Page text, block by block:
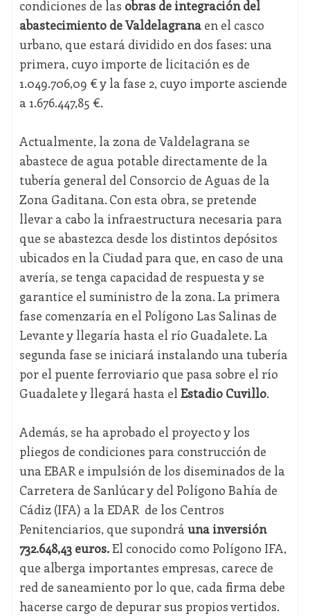
condiciones de las obras de integración del
abastecimiento de Valdelagranaen el casco
urbano, que estará dividido en dos fases: una
primera, cuyo importe de licitación es de
1.049.706,09 € y la fase 2, cuyo importe asciende
a 1.676.447,85 €.
Actualmente, la zona de Valdelagrana se
abastece de agua potable directamente de la
tubería general del Consorcio de Aguas de la
Zona Gaditana. Con esta obra, se pretende
llevar a cabo la infraestructura necesaria para
que se abastezca desde los distintos depósitos
ubicados en la Ciudad para que, en caso de una
avería, se tenga capacidad de respuesta y se
garantice el suministro de la zona. La primera
fase comenzaría en el Polígono Las Salinas de
Levante y llegaría hasta el río Guadalete. La
segunda fase se iniciará instalando una tubería
por el puente ferroviario que pasa sobre el río
Guadalete y llegará hasta el Estadio Cuvillo.
Además, se ha aprobado el proyecto y los
pliegos de condiciones para construcción de
una EBAR e impulsión de los diseminados de la
Carretera de Sanlúcar y del Polígono Bahía de
Cádiz (IFA) a la EDAR de los Centros
Penitenciarios, que supondrá una inversión
732.648,43 euros.El conocido como Polígono IFA,
que alberga importantes empresas, carece de
red de saneamiento por lo que, cada firma debe
hacerse cargo de depurar sus propios vertidos.